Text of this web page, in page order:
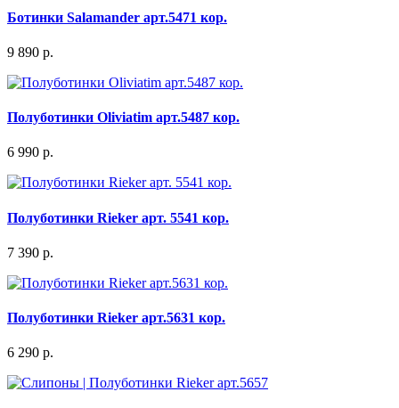
Ботинки Salamander арт.5471 кор.
9 890 р.
Полуботинки Oliviatim арт.5487 кор.
6 990 р.
Полуботинки Rieker арт. 5541 кор.
7 390 р.
Полуботинки Rieker арт.5631 кор.
6 290 р.